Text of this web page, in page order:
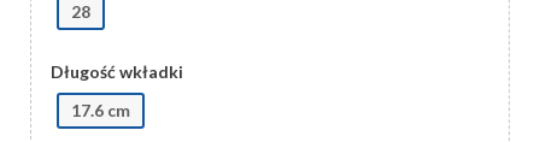
28
Długość wkładki
17.6 cm